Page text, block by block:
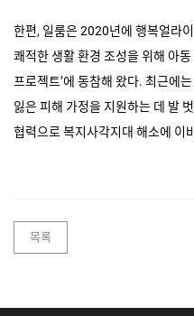
한편, 일룸은 2020년에 행복얼라
쾌적한 생활 환경 조성을 위해 아
프로젝트’에 동참해 왔다. 최근에
잃은 피해 가정을 지원하는 데 발
협력으로 복지사각지대 해소에 이
목록